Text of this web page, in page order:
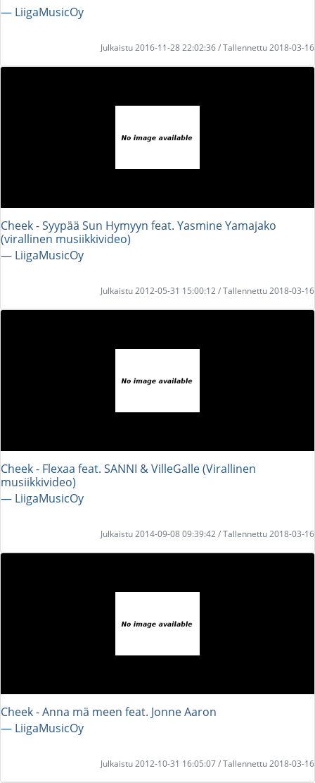
― LiigaMusicOy
Julkaistu 2016-11-28 22:02:36 / Tallennettu 2018-03-16
Cheek - Syypää Sun Hymyyn feat. Yasmine Yamajako
(virallinen musiikkivideo)
― LiigaMusicOy
Julkaistu 2012-05-31 15:00:12 / Tallennettu 2018-03-16
Cheek - Flexaa feat. SANNI & VilleGalle (Virallinen
musiikkivideo)
― LiigaMusicOy
Julkaistu 2014-09-08 09:39:42 / Tallennettu 2018-03-16
Cheek - Anna mä meen feat. Jonne Aaron
― LiigaMusicOy
Julkaistu 2012-10-31 16:05:07 / Tallennettu 2018-03-16